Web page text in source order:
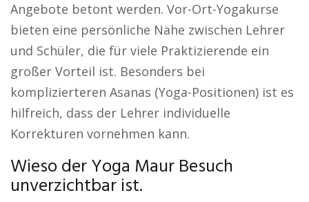
Angebote betont werden. Vor-Ort-Yogakurse
bieten eine persönliche Nähe zwischen Lehrer
und Schüler, die für viele Praktizierende ein
großer Vorteil ist. Besonders bei
komplizierteren Asanas (Yoga-Positionen) ist es
hilfreich, dass der Lehrer individuelle
Korrekturen vornehmen kann.
Wieso der Yoga Maur Besuch
unverzichtbar ist.